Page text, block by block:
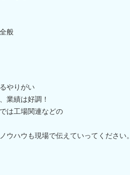
般
やりがい
業績は好調！
は工場関連などの
ウハウも現場で伝えていってください。